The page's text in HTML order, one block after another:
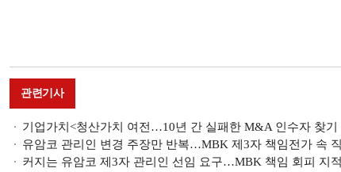
관련기사
기업가치<청산가치 여전…10년 간 실패한 M&A 인수자 찾
유암코 관리인 변경 주장만 반복…MBK 제3자 책임전가 속
커지는 유암코 제3자 관리인 선임 요구…MBK 책임 회피 지